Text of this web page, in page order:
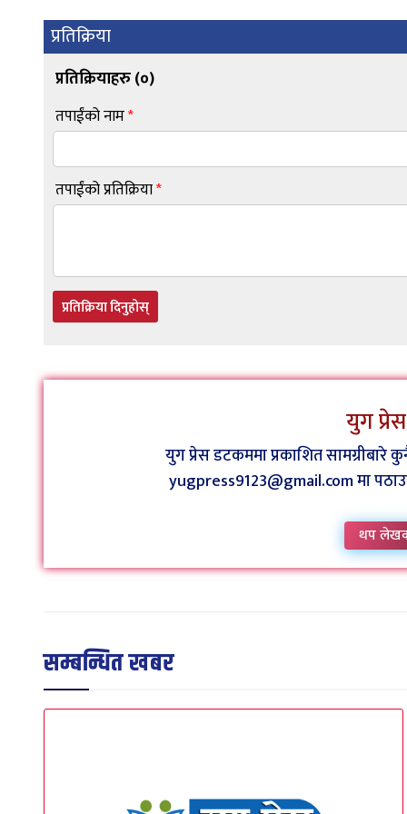
प्रतिक्रिया
प्रतिक्रियाहरु (०)
तपाईंको नाम*
तपाईंको प्रतिक्रिया*
प्रतिक्रिया दिनुहोस्
युग
युग प्रेस डटकममा प्रकाशित
yugpress9123@gmail.com मा
थप
सम्बन्धित खबर